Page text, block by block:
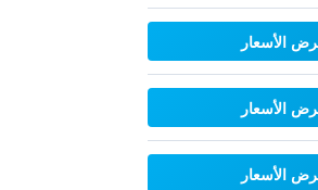
الأسعار
الأسعار
الأسعار